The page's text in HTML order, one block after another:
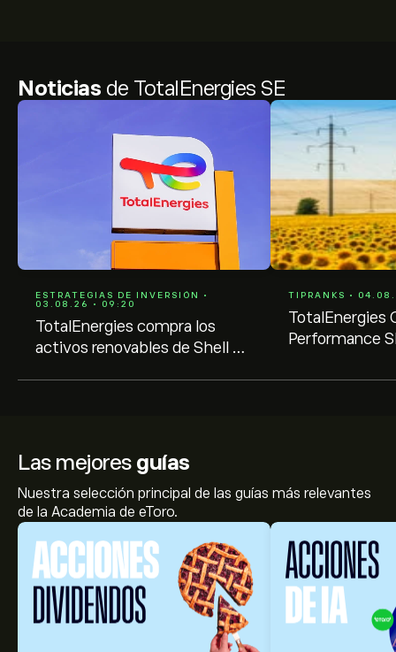
Noticias de TotalEnergies SE
ESTRATEGIAS DE INVERSIÓN •
03.08.26 • 09:20
TotalEnergies compra los
activos renovables de Shell en
TIPRANKS •
TotalEnergies
Performance
Las mejores guías
Nuestra selección principal de las guías más relevantes
de la Academia de eToro.